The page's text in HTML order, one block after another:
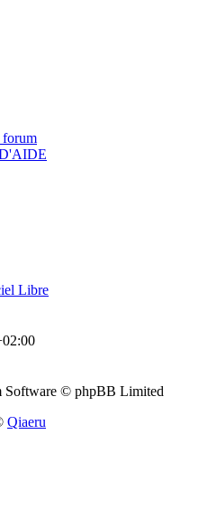
Libre
Software © phpBB Limited
Qiaeru